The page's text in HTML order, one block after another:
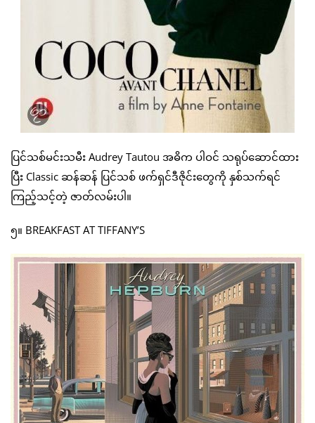
ပြင်သစ်မင်းသမီး Audrey Tautou အဓိက ပါဝင် သရုပ်ဆောင်ထား
ပြီး Classic ဆန်ဆန် ပြင်သစ် ဖက်ရှင်ဒီဇိုင်းတွေကို နှစ်သက်ရင်
ကြည့်သင့်တဲ့ ဇာတ်လမ်းပါ။
၅။ BREAKFAST AT TIFFANY’S